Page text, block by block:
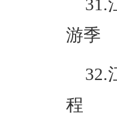
31.
游季
32.
程